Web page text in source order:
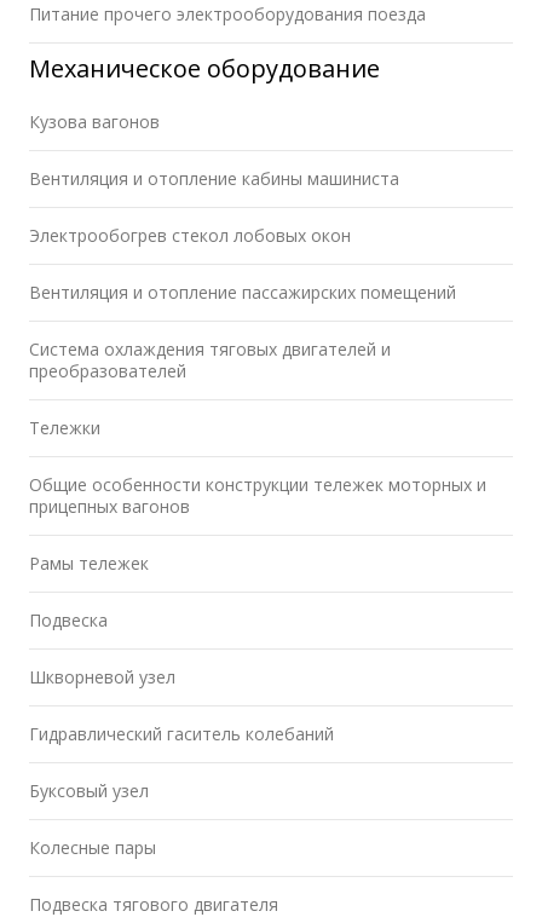
Питание прочего электрооборудования поезда
Механическое оборудование
Кузова вагонов
Вентиляция и отопление кабины машиниста
Электрообогрев стекол лобовых окон
Вентиляция и отопление пассажирских помещений
Система охлаждения тяговых двигателей и
преобразователей
Тележки
Общие особенности конструкции тележек моторных и
прицепных вагонов
Рамы тележек
Подвеска
Шкворневой узел
Гидравлический гаситель колебаний
Буксовый узел
Колесные пары
Подвеска тягового двигателя